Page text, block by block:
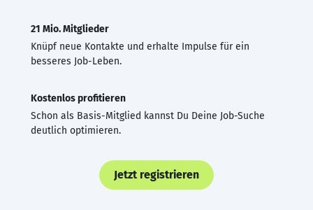
21 Mio. Mitglieder
Knüpf neue Kontakte und erhalte Impulse für ein
besseres Job-Leben.
Kostenlos profitieren
Schon als Basis-Mitglied kannst Du Deine Job-Suche
deutlich optimieren.
Jetzt registrieren